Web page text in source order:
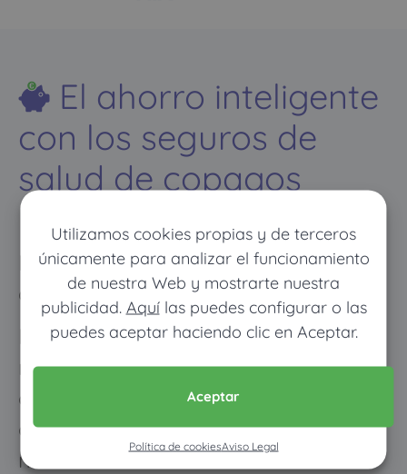
Utilizamos cookies propias y de terceros
únicamente para analizar el funcionamiento
de nuestra Web y mostrarte nuestra
publicidad. Aquílas puedes configurar o las
puedes aceptar haciendo clic en Aceptar.
Aceptar
Política de cookiesAviso Legal
El ahorro inteligente
con los seguros de
salud de copagos
limitados
Descubre cómo ahorrar hasta 600€
al año en tu seguro de salud
Los meses que vayas poco al
médico pagarás muy poco, y
cuando vayas mucho pagarás
como con un seguro médico
normal